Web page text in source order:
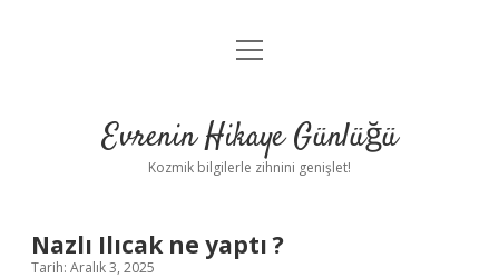
Anasayfa
Yasal Uyarı
menüyü
Evrenin Hikaye Günlüğü
Kozmik bilgilerle zihnini genişlet!
Nazlı Ilıcak ne yaptı ?
Tarih: Aralık 3, 2025